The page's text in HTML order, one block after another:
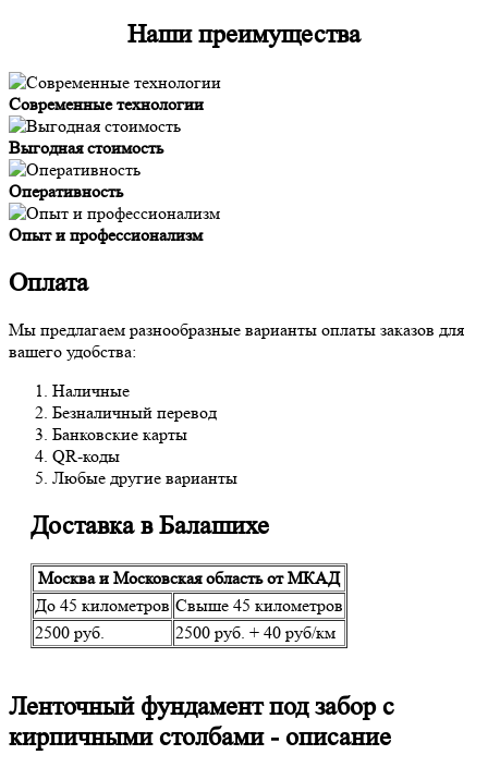
Наши преимущества
Современные технологии
Выгодная стоимость
Оперативность
Опыт и профессионализм
Оплата
Мы предлагаем разнообразные варианты оплаты заказов для
вашего удобства:
Наличные
Безналичный перевод
Банковские карты
QR-коды
Любые другие варианты
Доставка в Балашихе
Москва и Московская область от МКАД
До 45 километров Свыше 45 километров
2500 руб.
2500 руб. + 40 руб/км
Ленточный фундамент под забор с
кирпичными столбами - описание